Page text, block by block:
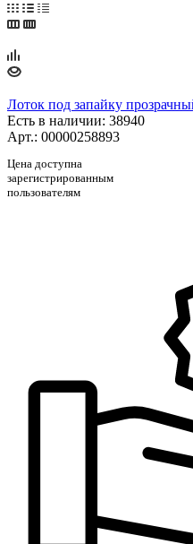
Лоток под запайку
Есть в наличии: 38940
Арт.: 00000258893
Цена доступна
зарегистрированным
пользователям